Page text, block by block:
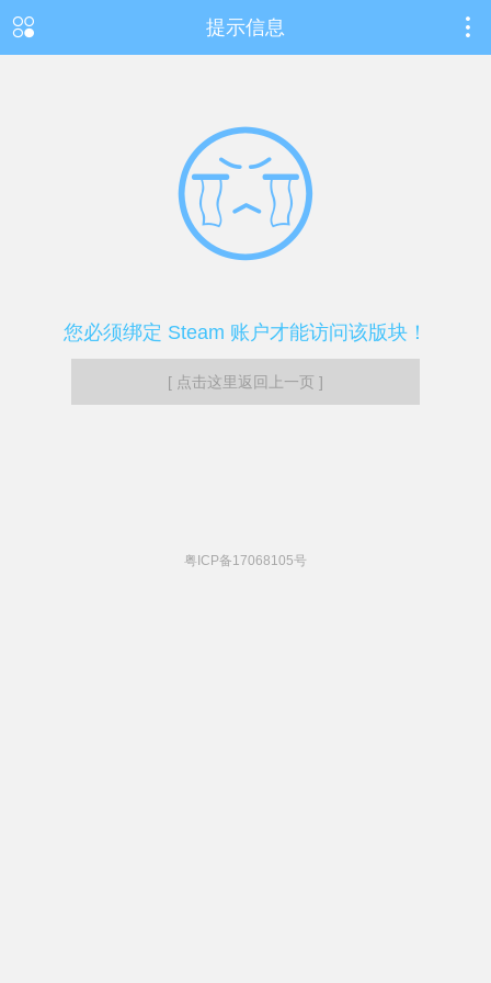
提示信息
您必须绑定 Steam 账户才能访问该版块！
[ 点击这里返回上一页 ]
粤ICP备17068105号